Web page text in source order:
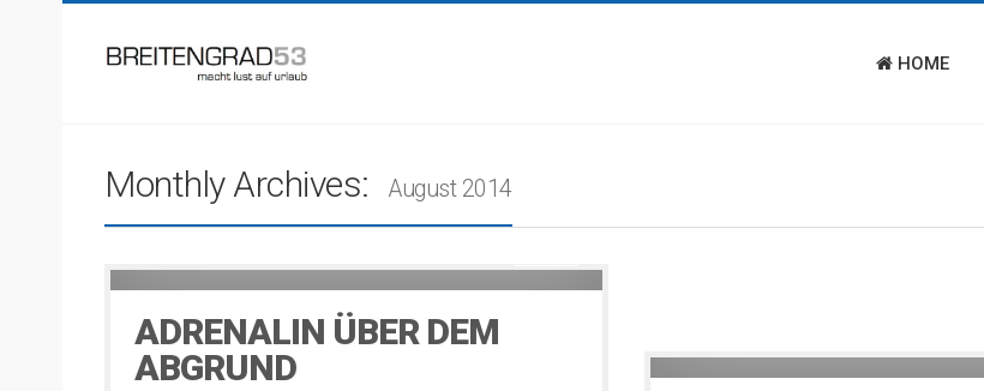
HOME
Monthly Archives: August 2014
ADRENALIN ÜBER DEM
ABGRUND